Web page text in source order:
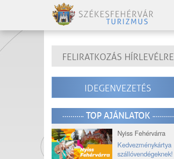
FELIRATKOZÁS HÍRLEVÉLRE
IDEGENVEZETÉS
TOP AJÁNLATOK
Nyiss Fehérvárra
Kedvezménykártya
szállóvendégeknek!